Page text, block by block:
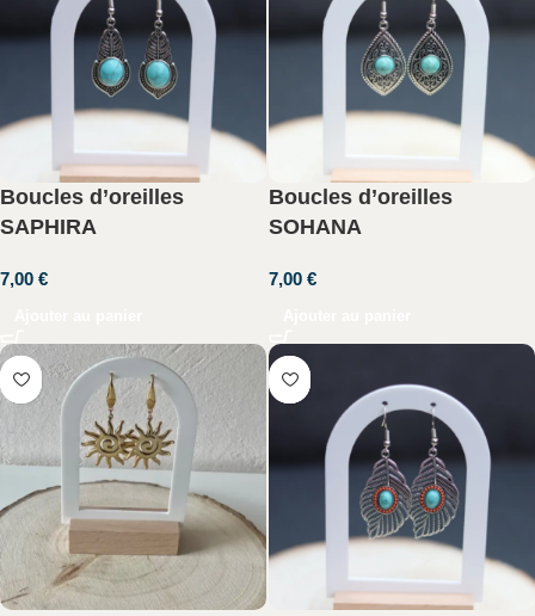
Boucles d’oreilles
SAPHIRA
7,00 €
Boucles d’oreilles
SOHANA
7,00 €